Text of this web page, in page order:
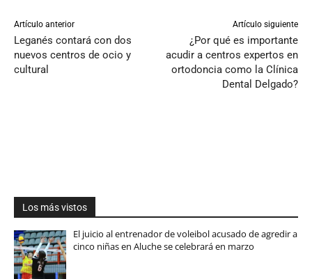
Artículo anterior
Leganés contará con dos
nuevos centros de ocio y
cultural
Artículo siguiente
¿Por qué es importante
acudir a centros expertos en
ortodoncia como la Clínica
Dental Delgado?
Los más vistos
El juicio al entrenador de voleibol acusado de agredir a
cinco niñas en Aluche se celebrará en marzo